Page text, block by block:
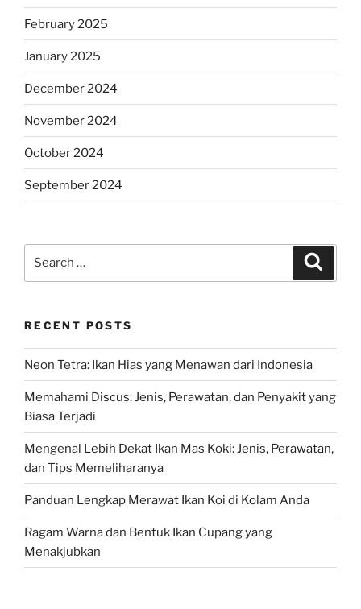
February 2025
January 2025
December 2024
November 2024
October 2024
September 2024
RECENT POSTS
Neon Tetra: Ikan Hias yang Menawan dari Indonesia
Memahami Discus: Jenis, Perawatan, dan Penyakit yang
Biasa Terjadi
Mengenal Lebih Dekat Ikan Mas Koki: Jenis, Perawatan,
dan Tips Memeliharanya
Panduan Lengkap Merawat Ikan Koi di Kolam Anda
Ragam Warna dan Bentuk Ikan Cupang yang
Menakjubkan